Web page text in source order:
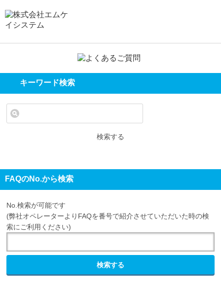
キーワード検索
検索する
FAQのNo.から検索
No.検索が可能です
(弊社オペレーターよりFAQを番号で紹介させていただいた時の検
索にご利用ください)
検索する